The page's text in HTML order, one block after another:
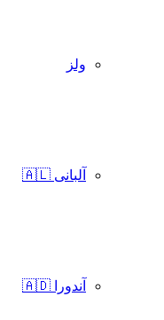
ولز
آلبانی 🇦🇱
آندورا 🇦🇩